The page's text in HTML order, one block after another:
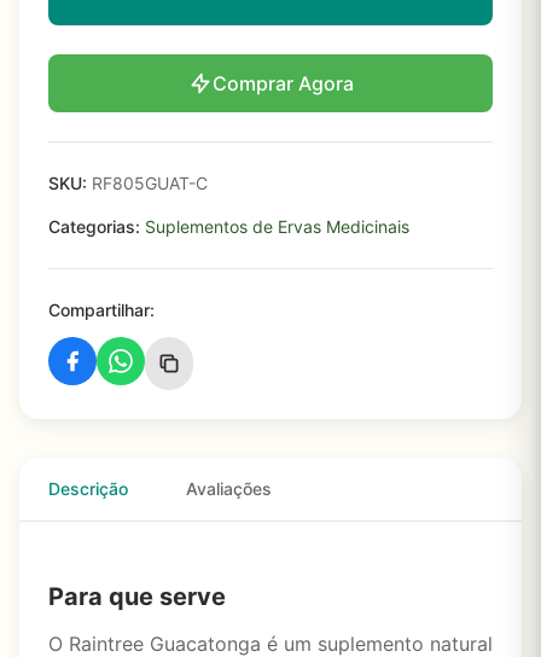
Comprar Agora
SKU: RF805GUAT-C
Categorias: Suplementos de Ervas Medicinais
Compartilhar:
Descrição Avaliações
Para que serve
O Raintree Guacatonga é um suplemento natural